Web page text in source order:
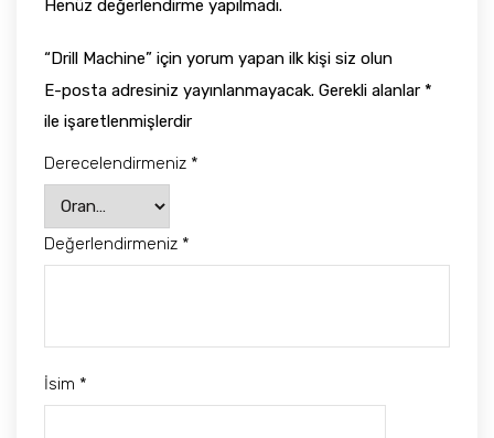
Henüz değerlendirme yapılmadı.
“Drill Machine” için yorum yapan ilk kişi siz olun
E-posta adresiniz yayınlanmayacak. Gerekli alanlar *
ile işaretlenmişlerdir
Derecelendirmeniz *
Değerlendirmeniz *
İsim *